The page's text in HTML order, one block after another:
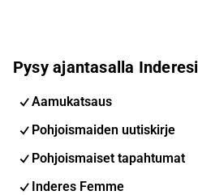
Pysy ajantasalla
Aamukatsaus
Pohjoismaiden uutiskirje
Pohjoismaiset tapahtumat
Inderes Femme